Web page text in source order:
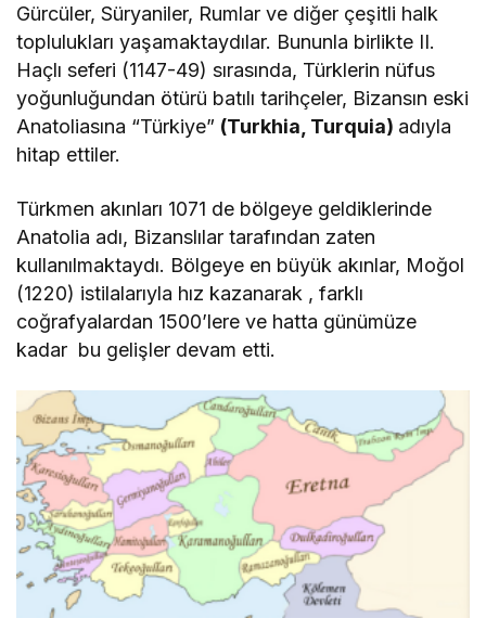
Gürcüler, Süryaniler, Rumlar ve diğer çeşitli halk
toplulukları yaşamaktaydılar. Bununla birlikte II.
Haçlı seferi (1147-49) sırasında, Türklerin nüfus
yoğunluğundan ötürü batılı tarihçeler, Bizansın eski
Anatoliasına “Türkiye” (Turkhia, Turquia) adıyla
hitap ettiler.
Türkmen akınları 1071 de bölgeye geldiklerinde
Anatolia adı, Bizanslılar tarafından zaten
kullanılmaktaydı. Bölgeye en büyük akınlar, Moğol
(1220) istilalarıyla hız kazanarak , farklı
coğrafyalardan 1500’lere ve hatta günümüze
kadar bu gelişler devam etti.